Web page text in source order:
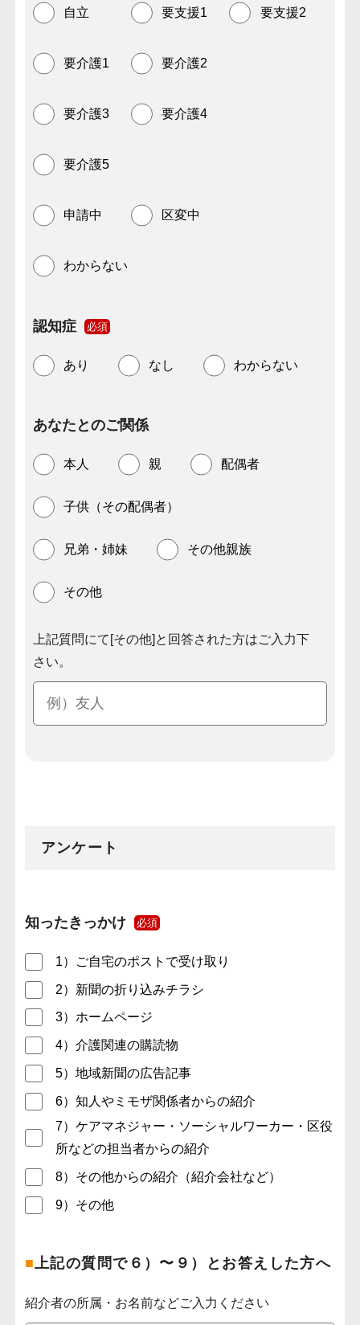
自立 要支援1 要支援2
要介護1 要介護2
要介護3 要介護4
要介護5
申請中 区変中
わからない
認知症 必須
あり なし わからない
あなたとのご関係
本人 親 配偶者
子供（その配偶者）
兄弟・姉妹 その他親族
その他
上記質問にて[その他]と回答された方はご入力下
さい。
アンケート
知ったきっかけ 必須
1）ご自宅のポストで受け取り
2）新聞の折り込みチラシ
3）ホームページ
4）介護関連の購読物
5）地域新聞の広告記事
6）知人やミモザ関係者からの紹介
7）ケアマネジャー・ソーシャルワーカー・区役
所などの担当者からの紹介
8）その他からの紹介（紹介会社など）
9）その他
■ 上記の質問で６）〜９）とお答えした方へ
紹介者の所属・お名前などご入力ください